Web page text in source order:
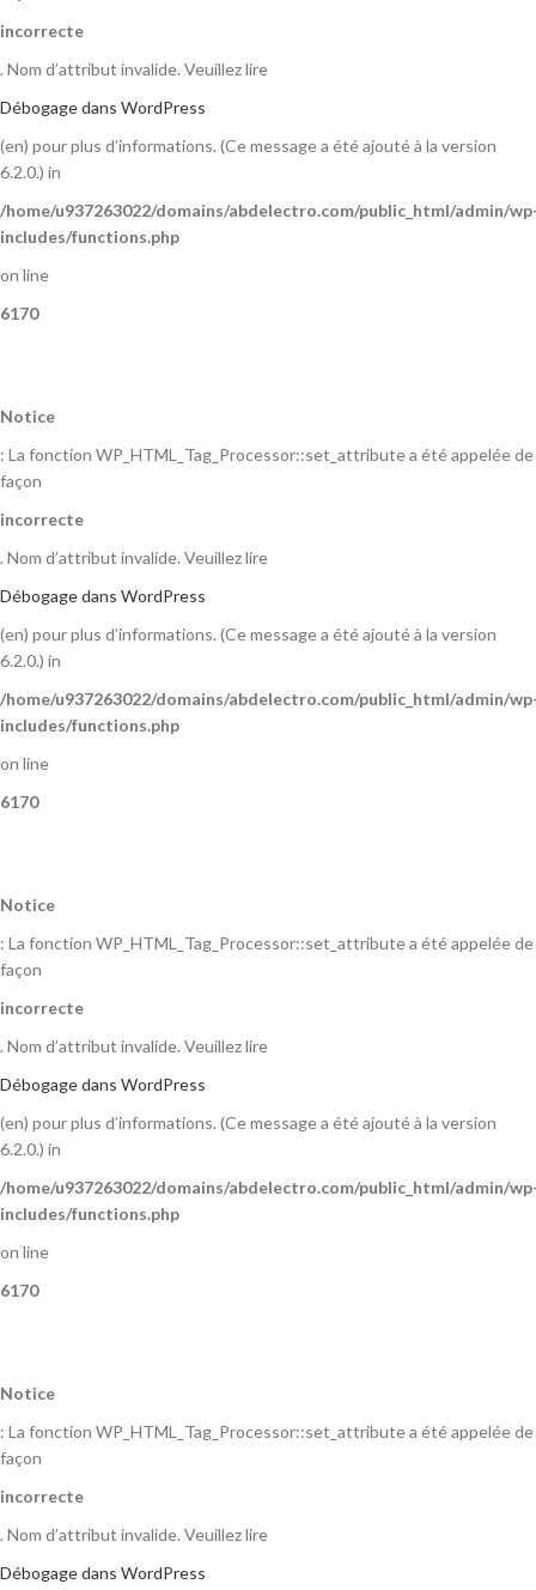
incorrecte
. Nom d’attribut invalide. Veuillez lire
Débogage dans WordPress
(en) pour plus d’informations. (Ce message a été ajouté à la version
6.2.0.) in
/home/u937263022/domains/abdelectro.com/public_html/admin/
includes/functions.php
on line
6170
Notice
: La fonction WP_HTML_Tag_Processor::set_attribute a été appelée de
façon
incorrecte
. Nom d’attribut invalide. Veuillez lire
Débogage dans WordPress
(en) pour plus d’informations. (Ce message a été ajouté à la version
6.2.0.) in
/home/u937263022/domains/abdelectro.com/public_html/admin/
includes/functions.php
on line
6170
Notice
: La fonction WP_HTML_Tag_Processor::set_attribute a été appelée de
façon
incorrecte
. Nom d’attribut invalide. Veuillez lire
Débogage dans WordPress
(en) pour plus d’informations. (Ce message a été ajouté à la version
6.2.0.) in
/home/u937263022/domains/abdelectro.com/public_html/admin/
includes/functions.php
on line
6170
Notice
: La fonction WP_HTML_Tag_Processor::set_attribute a été appelée de
façon
incorrecte
. Nom d’attribut invalide. Veuillez lire
Débogage dans WordPress